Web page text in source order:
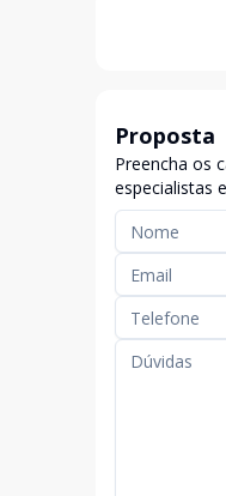
Proposta
Preencha os
especialistas